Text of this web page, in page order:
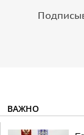
ВАЖНО